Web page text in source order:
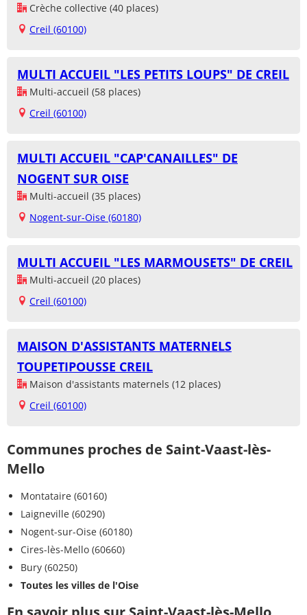
Crèche collective (40 places)
Creil (60100)
MULTI ACCUEIL "LES PETITS LOUPS" DE CREIL
Multi-accueil (58 places)
Creil (60100)
MULTI ACCUEIL "CAP'CANAILLES" DE
NOGENT SUR OISE
Multi-accueil (35 places)
Nogent-sur-Oise (60180)
MULTI ACCUEIL "LES MARMOUSETS" DE CREIL
Multi-accueil (20 places)
Creil (60100)
MAISON D'ASSISTANTS MATERNELS
TOUPETIPOUSSE CREIL
Maison d'assistants maternels (12 places)
Creil (60100)
Communes proches de Saint-Vaast-lès-
Mello
Montataire (60160)
Laigneville (60290)
Nogent-sur-Oise (60180)
Cires-lès-Mello (60660)
Bury (60250)
Toutes les villes de l'Oise